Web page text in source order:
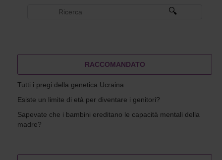
RACCOMANDATO
Tutti i pregi della genetica Ucraina
Esiste un limite di età per diventare i genitori?
Sapevate che i bambini ereditano le capacità mentali della
madre?